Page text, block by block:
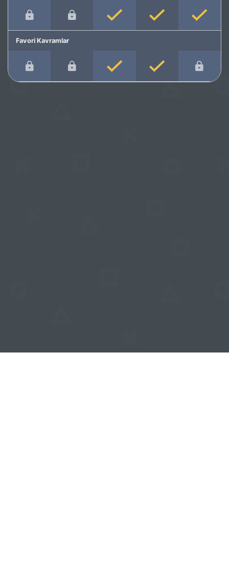
Favori Kavramlar